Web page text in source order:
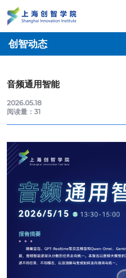
创智动态
音频通用智能
2026.05.18
阅读量： 31